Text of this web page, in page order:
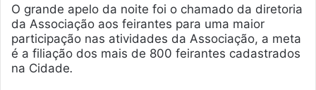
O grande apelo da noite foi o chamado da diretoria
da Associação aos feirantes para uma maior
participação nas atividades da Associação, a meta
é a filiação dos mais de 800 feirantes cadastrados
na Cidade.